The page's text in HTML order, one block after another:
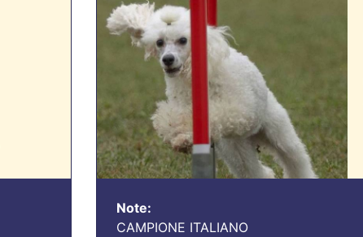
Note:
CAMPIONE ITALIANO